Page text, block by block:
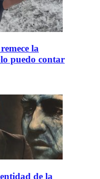
la
puedo contar
de la